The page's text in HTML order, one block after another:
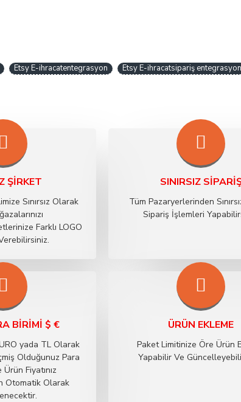
Etsy E-ihracatentegrasyon Etsy E-ihracatsipariş
ŞIRKET
Sınırsız Olarak
Farklı LOGO
SINIRSIZ
Tüm Pazaryerlerinden
Sipariş İşlemleri
BIRIMI $ €
yada TL Olarak
Olduğunuz Para
Fiyatınız
Otomatik Olarak
ÜRÜN EKLEME
Paket Limitinize Öre Ürün
Yapabilir Ve